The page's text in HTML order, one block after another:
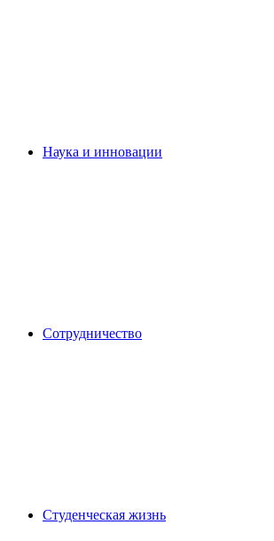
Наука и инновации
Сотрудничество
Студенческая жизнь